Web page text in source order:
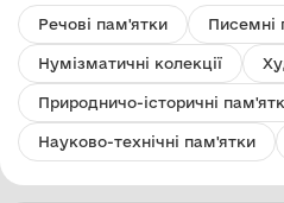
Речові пам'ятки Писемні
Нумізматичні колекції
Природничо-історичні
Науково-технічні пам'ятки